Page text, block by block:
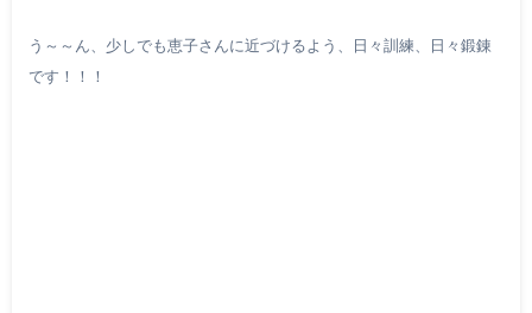
う～～ん、少しでも恵子さんに近づけるよう、日々訓練、日々鍛錬
です！！！